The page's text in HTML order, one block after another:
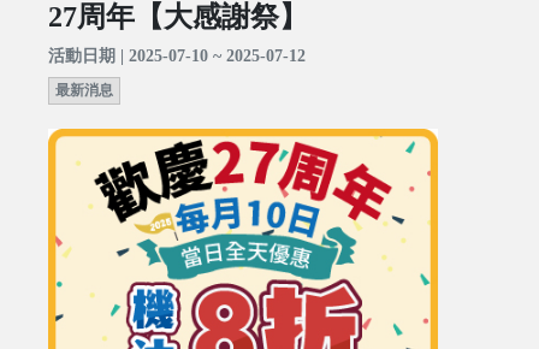
27周年【大感謝祭】
活動日期 | 2025-07-10 ~ 2025-07-12
最新消息